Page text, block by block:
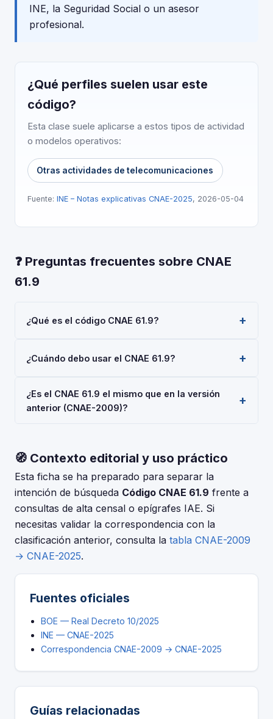
INE, la Seguridad Social o un asesor
profesional.
¿Qué perfiles suelen usar este
código?
Esta clase suele aplicarse a estos tipos de actividad
o modelos operativos:
Otras actividades de telecomunicaciones
Fuente: INE – Notas explicativas CNAE-2025, 2026-05-04
❓ Preguntas frecuentes sobre CNAE
61.9
¿Qué es el código CNAE 61.9?
de telecomunicaciones', según la Clasificación
2025), aprobada por Real Decreto 10/2025. Es un
código de nivel 'Grupo' usado en registros oficiales
¿Cuándo debo usar el CNAE 61.9?
'Otras actividades de telecomunicaciones'. Deberás
indicarlo al darte de alta en la Seguridad Social
¿Es el CNAE 61.9 el mismo que en la versión
anterior (CNAE-2009)?
para verificar si el código 61.9 tuvo modificaciones. El
periodo de adaptación fue hasta el 30 de junio de
2025.
🧭 Contexto editorial y uso práctico
Esta ficha se ha preparado para separar la
intención de búsqueda Código CNAE 61.9 frente a
consultas de alta censal o epígrafes IAE. Si
necesitas validar la correspondencia con la
clasificación anterior, consulta la tabla CNAE-2009
→ CNAE-2025.
Fuentes oficiales
BOE — Real Decreto 10/2025
INE — CNAE-2025
Correspondencia CNAE-2009 → CNAE-2025
Guías relacionadas